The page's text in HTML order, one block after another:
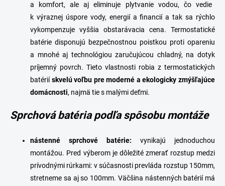
a
komfort, ale ajeliminuje plytvanie vodou, čo vedie
k výraznej úspore vody, energií a financií a tak sa rýchlo
vykompenzuje vyššia obstarávacia cena. Termostatické
batérie disponujú bezpečnostnou poistkou proti opareniu
a mnohé aj technológiou zaručujúcou chladný, na dotyk
príjemný povrch. Tieto vlastnosti robia z termostatických
batériískvelú voľbu pre moderné a ekologicky zmýšľajúce
domácnosti, najmä tie s malými deťmi.
Sprchová batéria podľa spôsobu montáže
nástenné sprchové batérie: vynikajú jednoduchou
montážou. Pred výberom je dôležité zmerať rozstup medzi
prívodnými rúrkami: v súčasnosti prevláda rozstup 150mm,
stretneme sa aj so 100mm. Väčšina nástenných batérií má